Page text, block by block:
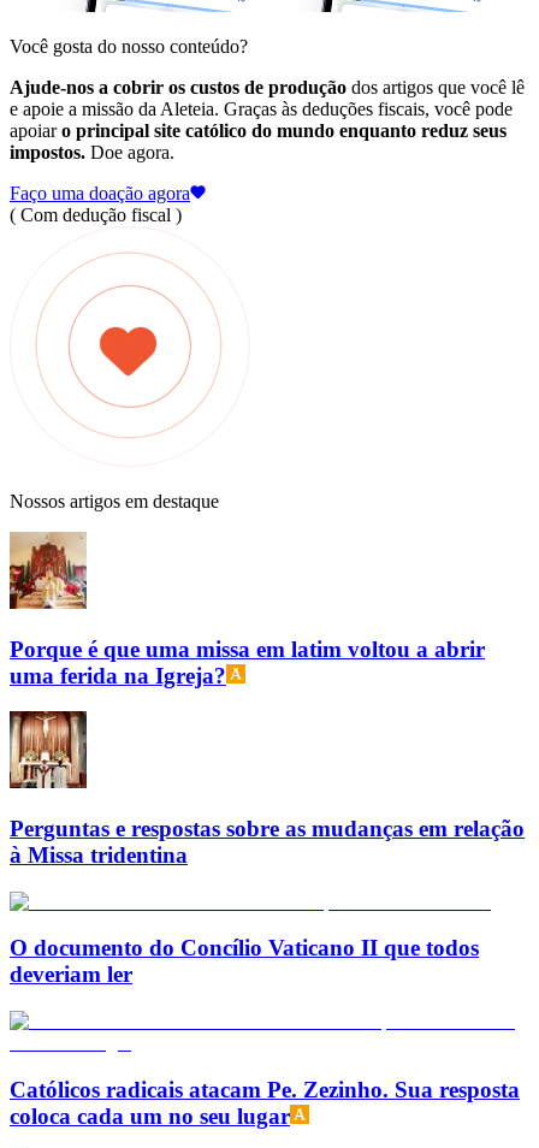
Você gosta do nosso conteúdo?
Ajude-nos a cobrir os custos de produção dos artigos que você lê
e apoie a missão da Aleteia. Graças às deduções fiscais, você pode
apoiaro principal site católico do mundo enquanto reduz seus
impostos. Doe agora.
Faço uma doação agora
( Com dedução fiscal )
Nossos artigos em destaque
Porque é que uma missa em latim voltou a abrir
uma ferida na Igreja?
Perguntas e respostas sobre as mudanças em relação
à Missa tridentina
O documento do Concílio Vaticano II que todos
deveriam ler
Católicos radicais atacam Pe. Zezinho. Sua resposta
coloca cada um no seu lugar